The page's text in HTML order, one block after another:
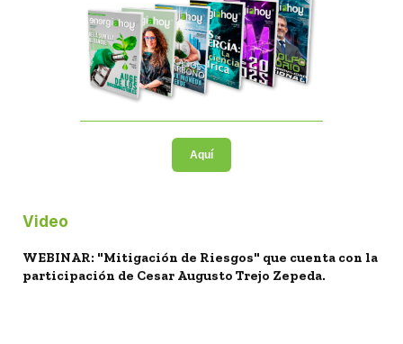
Aquí
Video
WEBINAR: "Mitigación de Riesgos" que cuenta con la
participación de Cesar Augusto Trejo Zepeda.